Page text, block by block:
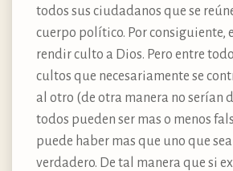
todos sus ciudadanos que se
cuerpo político. Por consiguiente,
rendir culto a Dios. Pero entre
cultos que necesariamente se
al otro (de otra manera no serían
todos pueden ser mas o menos
puede haber mas que uno que
verdadero. De tal manera que si